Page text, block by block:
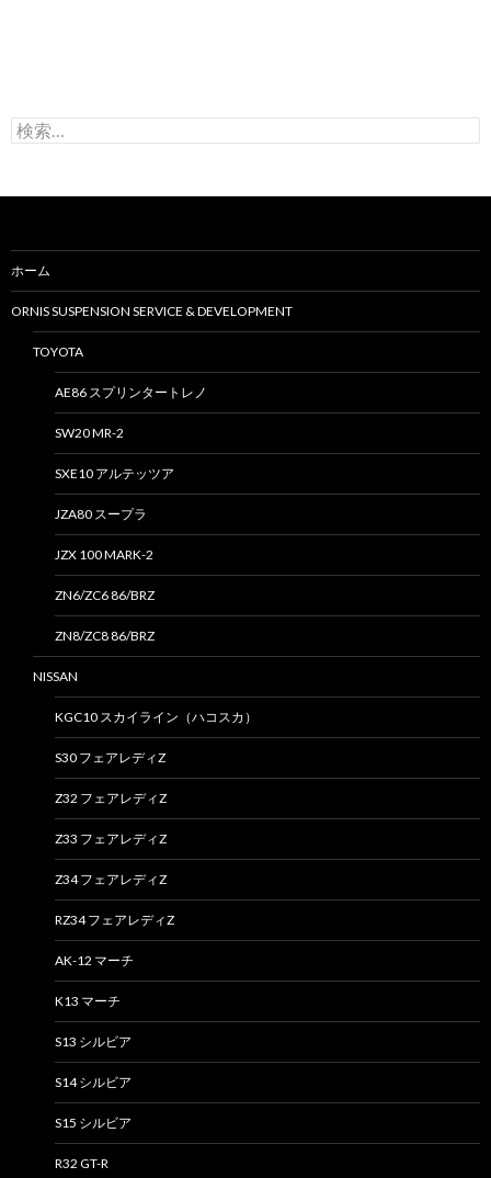
検
索
ホーム
ORNIS SUSPENSION SERVICE & DEVELOPMENT
TOYOTA
AE86 スプリンタートレノ
SW20 MR-2
SXE10 アルテッツア
JZA80 スープラ
JZX 100 MARK-2
ZN6/ZC6 86/BRZ
ZN8/ZC8 86/BRZ
NISSAN
KGC10 スカイライン（ハコスカ）
S30 フェアレディZ
Z32 フェアレディZ
Z33 フェアレディZ
Z34 フェアレディZ
RZ34 フェアレディZ
AK-12 マーチ
K13 マーチ
S13 シルビア
S14 シルビア
S15 シルビア
R32 GT-R